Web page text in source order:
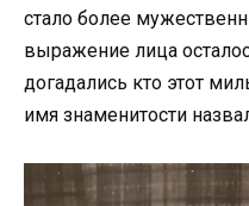
стало более
выражение лица
догадались кто этот
имя знаменитости